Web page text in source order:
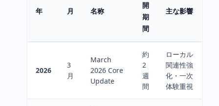
年 月 名称
開
期
間
主な影響
2026
3
月
March
2026 Core
Update
約
2
週
間
ローカル
関連性強
化・一次
体験重視